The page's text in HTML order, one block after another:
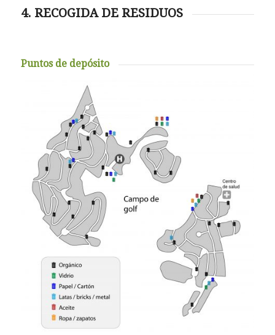
4. RECOGIDA DE RESIDUOS
Puntos de depósito